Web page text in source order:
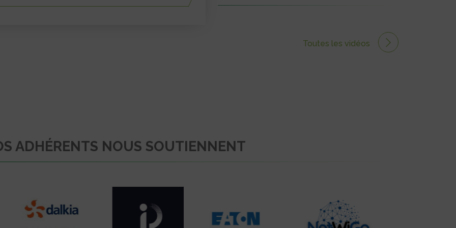
Toutes les vidéos
ADHÉRENTS NOUS SOUTIENNENT